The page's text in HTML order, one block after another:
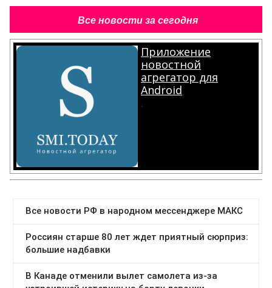
Все новости за сегодня
Приложение
новостной
агрегатор для
Android
.